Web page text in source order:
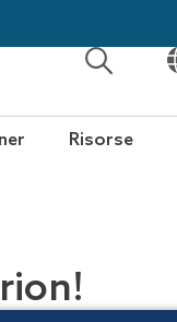
APRI
Risorse